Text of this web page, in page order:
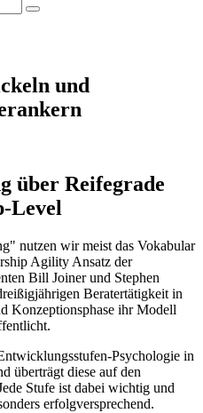
und
über Reifegrade
Level
nutzen wir meist das Vokabular
Agility Ansatz der
Bill Joiner und Stephen
Beratertätigkeit in
Konzeptionsphase ihr Modell
Psychologie in
überträgt diese auf den
Stufe ist dabei wichtig und
erfolgversprechend.